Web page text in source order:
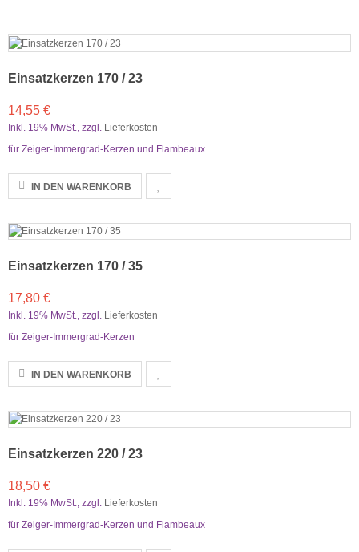
Einsatzkerzen 170 / 23
14,55 €
Inkl. 19% MwSt. zzgl. Lieferkosten
für Zeiger-Immergrad-Kerzen und Flambeaux
IN DEN WARENKORB
Einsatzkerzen 170 / 35
17,80 €
Inkl. 19% MwSt., zzgl. Lieferkosten
für Zeiger-Immergrad-Kerzen
IN DEN WARENKORB
Einsatzkerzen 220 / 23
18,50 €
Inkl. 19% MwSt., zzgl. Lieferkosten
für Zeiger-Immergrad-Kerzen und Flambeaux